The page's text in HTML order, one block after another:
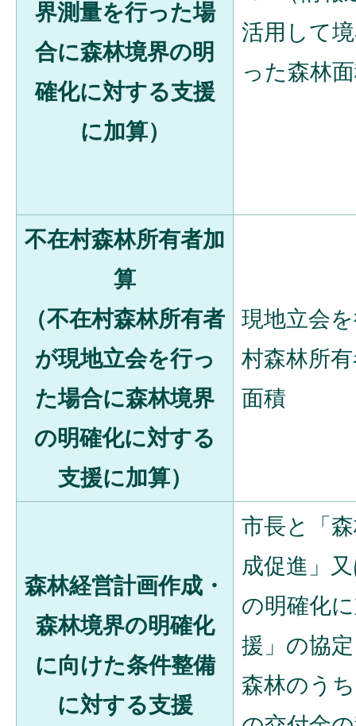
界測量を行った場
合に森林境界の明
確化に対する支援
に加算）
活用して
った森林
不在村森林所有者加
算
（不在村森林所有者
が現地立会を行っ
た場合に森林境界
の明確化に対する
支援に加算）
現地立会
村森林所
面積
森林経営計画作成・
森林境界の明確化
に向けた条件整備
に対する支援
市長と「
成促進」
の明確化
援」の協
森林のう